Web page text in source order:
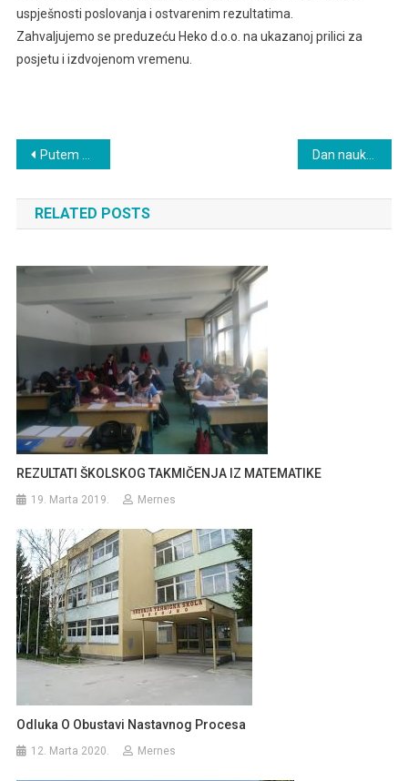
uspješnosti poslovanja i ostvarenim rezultatima.
Zahvaljujemo se preduzeću Heko d.o.o. na ukazanoj prilici za
posjetu i izdvojenom vremenu.
Navigacija
članaka
Putem oslobodilaca Kupresa
RELATED POSTS
REZULTATI ŠKOLSKOG TAKMIČENJA IZ MATEMATIKE
19. Marta 2019. Mernes
Odluka O Obustavi Nastavnog Procesa
12. Marta 2020. Mernes